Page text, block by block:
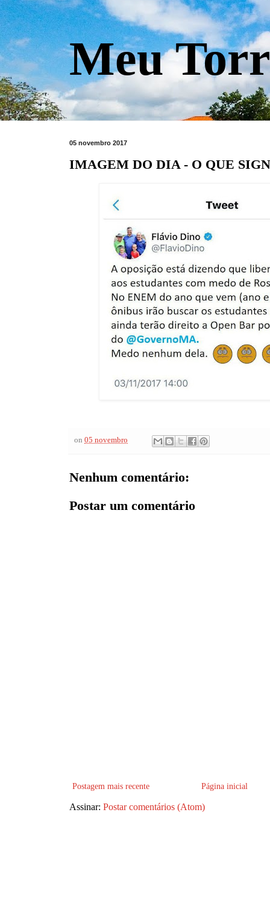
Meu
05 novembro 2017
IMAGEM DO DIA - O QUE
on 05 novembro
Nenhum comentário:
Postar um comentário
Postagem mais recente Página inicial
Assinar: Postar comentários (Atom)